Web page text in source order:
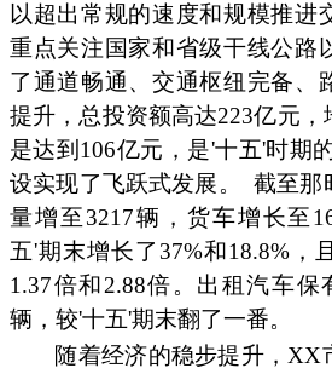
以超出常规的速度和规模推进
重点关注国家和省级干线公路
了通道畅通、交通枢纽完备、
提升，总投资额高达223亿元
是达到106亿元，是'十五'时期
设实现了飞跃式发展。
截至那
量增至3217辆，货车增长至
五'期末增长了37%和18.8%，
1.37倍和2.88倍。出租汽车保
辆，较'十五'期末翻了一番。
随着经济的稳步提升，XX